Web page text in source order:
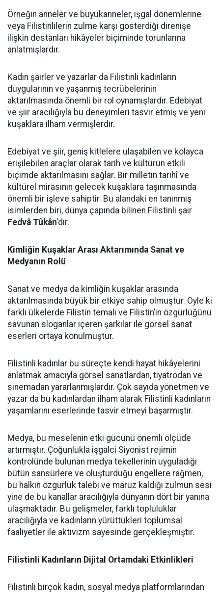
Örneğin anneler ve büyükanneler, işgal dönemlerine
veya Filistinlilerin zulme karşı gösterdiği direnişe
ilişkin destanları hikâyeler biçiminde torunlarına
anlatmışlardır.
Kadın şairler ve yazarlar da Filistinli kadınların
duygularının ve yaşanmış tecrübelerinin
aktarılmasında önemli bir rol oynamışlardır. Edebiyat
ve şiir aracılığıyla bu deneyimleri tasvir etmiş ve yeni
kuşaklara ilham vermişlerdir.
Edebiyat ve şiir, geniş kitlelere ulaşabilen ve kolayca
erişilebilen araçlar olarak tarih ve kültürün etkili
biçimde aktarılmasını sağlar. Bir milletin tarihî ve
kültürel mirasının gelecek kuşaklara taşınmasında
önemli bir işleve sahiptir. Bu alandaki en tanınmış
isimlerden biri, dünya çapında bilinen Filistinli şair
Fedvâ Tûkân’dır.
Kimliğin Kuşaklar Arası Aktarımında Sanat ve
Medyanın Rolü
Sanat ve medya da kimliğin kuşaklar arasında
aktarılmasında büyük bir etkiye sahip olmuştur. Öyle ki
farklı ülkelerde Filistin temalı ve Filistin’in özgürlüğünü
savunan sloganlar içeren şarkılar ile görsel sanat
eserleri ortaya konulmuştur.
Filistinli kadınlar bu süreçte kendi hayat hikâyelerini
anlatmak amacıyla görsel sanatlardan, tiyatrodan ve
sinemadan yararlanmışlardır. Çok sayıda yönetmen ve
yazar da bu kadınlardan ilham alarak Filistinli kadınların
yaşamlarını eserlerinde tasvir etmeyi başarmıştır.
Medya, bu meselenin etki gücünü önemli ölçüde
artırmıştır. Çoğunlukla işgalci Siyonist rejimin
kontrolünde bulunan medya tekellerinin uyguladığı
bütün sansürlere ve oluşturduğu engellere rağmen,
bu halkın özgürlük talebi ve maruz kaldığı zulmün sesi
yine de bu kanallar aracılığıyla dünyanın dört bir yanına
ulaşmaktadır. Bu gelişmeler, farklı topluluklar
aracılığıyla ve kadınların yürüttükleri toplumsal
faaliyetler ile aktivizm sayesinde gerçekleşmiştir.
Filistinli Kadınların Dijital Ortamdaki Etkinlikleri
Filistinli birçok kadın, sosyal medya platformlarından